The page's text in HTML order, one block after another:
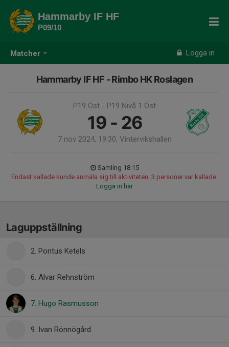
Matcher Logga in
Hammarby IF HF
P09/10
Hammarby IF HF - Rimbo HK Roslagen
P19 Öst - P19 Nivå 1 Öst
19 - 26
7 nov 2024, 19:30, Vintervikshallen
Samling 18:15
Endast kallade kunde anmäla sig till aktiviteten. 3 personer var kallade.
Logga in här
Laguppställning
2. Pontus Ketels
6. Alvar Rehnström
7. Hugo Rasmusson
9. Ivan Rönnögård